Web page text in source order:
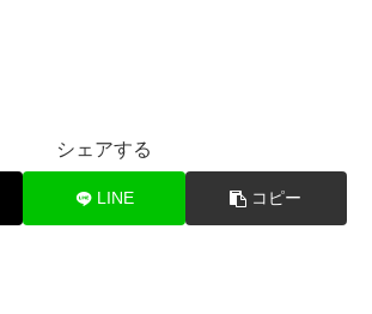
シェアする
LINE コピー